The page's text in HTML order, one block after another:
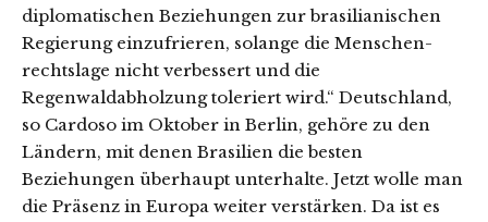
diplomatischen Beziehungen zur brasilianischen
Regierung einzufrieren, solange die Menschen-
rechtslage nicht verbessert und die
Regenwaldabholzung toleriert wird.“ Deutschland,
so Cardoso im Oktober in Berlin, gehöre zu den
Ländern, mit denen Brasilien die besten
Beziehungen überhaupt unterhalte. Jetzt wolle man
die Präsenz in Europa weiter verstärken. Da ist es